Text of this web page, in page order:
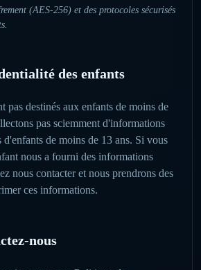
(AES-256) et des protocoles sécurisés
des enfants
pas destinés aux enfants de moins de
pas sciemment d'informations
d'enfants de moins de 13 ans. Si vous
nous a fourni des informations
nous contacter et nous prendrons des
ces informations.
nous